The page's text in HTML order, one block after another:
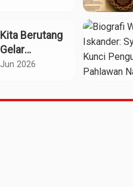
Berutang
Sosok
2026